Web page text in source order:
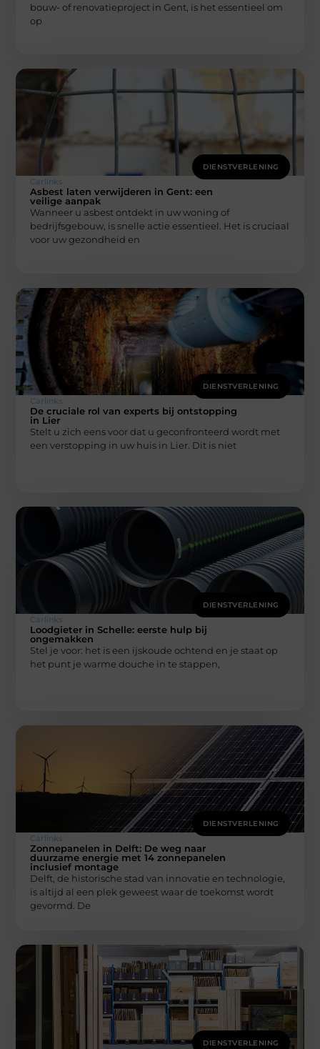
bouw- of renovatieproject in Gent, is het essentieel om
op
DIENSTVERLENING
Carlinks
Asbest laten verwijderen in Gent: een
veilige aanpak
Wanneer u asbest ontdekt in uw woning of
bedrijfsgebouw, is snelle actie essentieel. Het is cruciaal
voor uw gezondheid en
DIENSTVERLENING
Carlinks
De cruciale rol van experts bij ontstopping
in Lier
Stelt u zich eens voor dat u geconfronteerd wordt met
een verstopping in uw huis in Lier. Dit is niet
DIENSTVERLENING
Carlinks
Loodgieter in Schelle: eerste hulp bij
ongemakken
Stel je voor: het is een ijskoude ochtend en je staat op
het punt je warme douche in te stappen,
DIENSTVERLENING
Carlinks
Zonnepanelen in Delft: De weg naar
duurzame energie met 14 zonnepanelen
inclusief montage
Delft, de historische stad van innovatie en technologie,
is altijd al een plek geweest waar de toekomst wordt
gevormd. De
DIENSTVERLENING